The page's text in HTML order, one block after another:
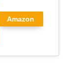
Amazon